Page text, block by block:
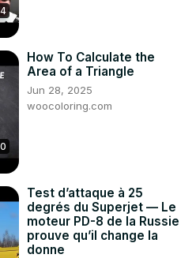
How To Calculate the
Area of a Triangle
Jun 28, 2025
woocoloring.com
Test d’attaque à 25
degrés du Superjet — Le
moteur PD-8 de la Russie
prouve qu’il change la
donne